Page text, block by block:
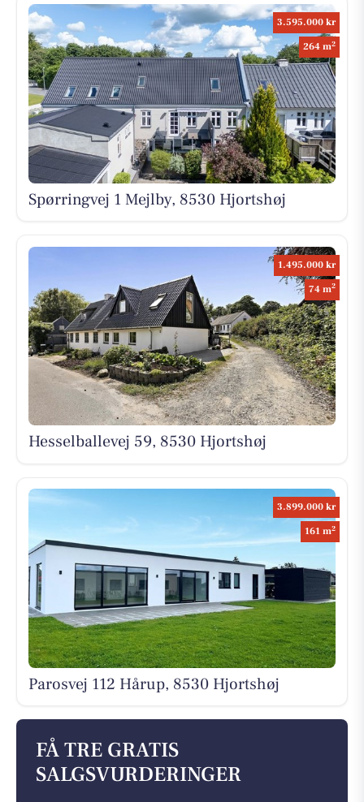
3.595.000 kr
264 m2
Spørringvej 1 Mejlby, 8530 Hjortshøj
1.495.000 kr
74 m2
Hesselballevej 59, 8530 Hjortshøj
3.899.000 kr
161 m2
Parosvej 112 Hårup, 8530 Hjortshøj
FÅ TRE GRATIS
SALGSVURDERINGER